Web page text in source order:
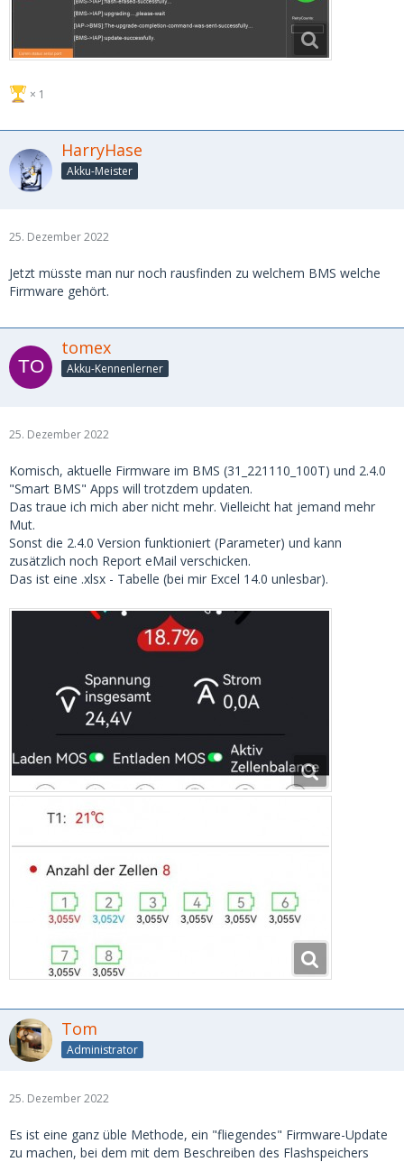
1
HarryHase
Akku-Meister
25. Dezember 2022
Jetzt müsste man nur noch rausfinden zu welchem BMS welche
Firmware gehört.
tomex
Akku-Kennenlerner
25. Dezember 2022
Komisch, aktuelle Firmware im BMS (31_221110_100T) und 2.4.0
"Smart BMS" Apps will trotzdem updaten.
Das traue ich mich aber nicht mehr. Vielleicht hat jemand mehr
Mut.
Sonst die 2.4.0 Version funktioniert (Parameter) und kann
zusätzlich noch Report eMail verschicken.
Das ist eine .xlsx - Tabelle (bei mir Excel 14.0 unlesbar).
Tom
Administrator
25. Dezember 2022
Es ist eine ganz üble Methode, ein "fliegendes" Firmware-Update
zu machen, bei dem mit dem Beschreiben des Flashspeichers